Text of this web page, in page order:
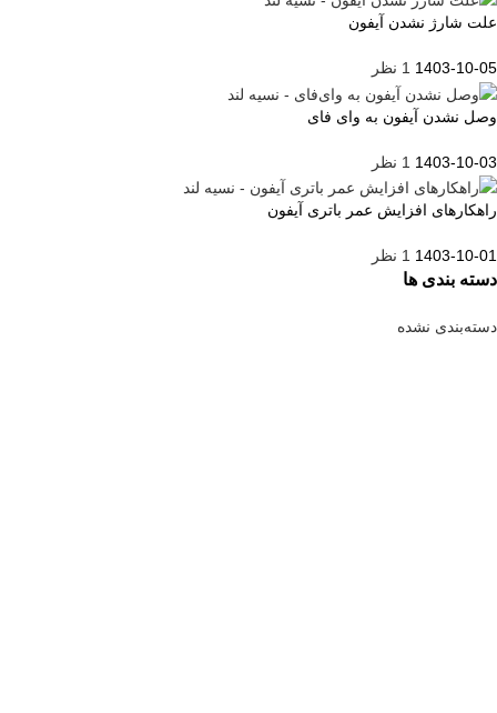
علت شارژ نشدن آیفون
1403-10-05 1 نظر
وصل نشدن آیفون به وای فای
1403-10-03 1 نظر
راهکارهای افزایش عمر باتری آیفون
1403-10-01 1 نظر
دسته بندی ها
دسته‌بندی نشده